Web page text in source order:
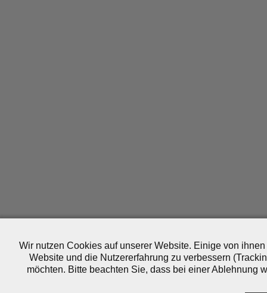
Wir nutzen Cookies auf unserer Website. Einige von
Website und die Nutzererfahrung zu verbessern
möchten. Bitte beachten Sie, dass bei einer Ablehnung